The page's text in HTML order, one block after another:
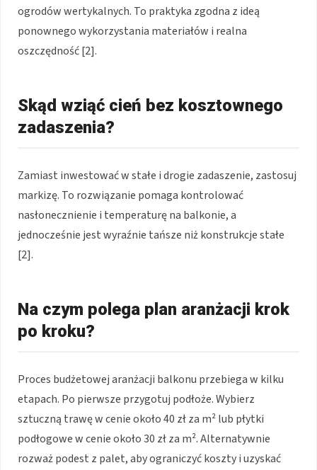
ogrodów wertykalnych. To praktyka zgodna z ideą
ponownego wykorzystania materiałów i realna
oszczędność [2].
Skąd wziąć cień bez kosztownego
zadaszenia?
Zamiast inwestować w stałe i drogie zadaszenie, zastosuj
markizę. To rozwiązanie pomaga kontrolować
nasłonecznienie i temperaturę na balkonie, a
jednocześnie jest wyraźnie tańsze niż konstrukcje stałe
[2].
Na czym polega plan aranżacji krok
po kroku?
Proces budżetowej aranżacji balkonu przebiega w kilku
etapach. Po pierwsze przygotuj podłoże. Wybierz
sztuczną trawę w cenie około 40 zł za m² lub płytki
podłogowe w cenie około 30 zł za m². Alternatywnie
rozważ podest z palet, aby ograniczyć koszty i uzyskać